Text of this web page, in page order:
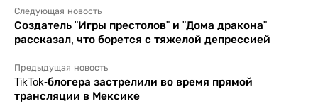
Следующая новость
Создатель "Игры престолов" и "Дома дракона"
рассказал, что борется с тяжелой депрессией
Предыдущая новость
TikTok-блогера застрелили во время прямой
трансляции в Мексике